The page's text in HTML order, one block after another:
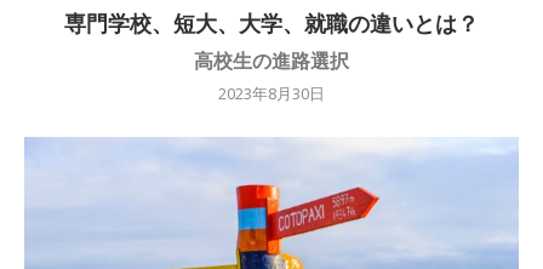
専門学校、短大、大学、就職の違いとは？
高校生の進路選択
2023年8月30日